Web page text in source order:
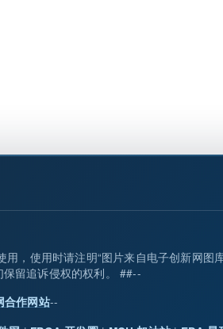
，使用时请注明“图片来自电子创新网图
留追诉侵权的权利。 ##--
合作网站--